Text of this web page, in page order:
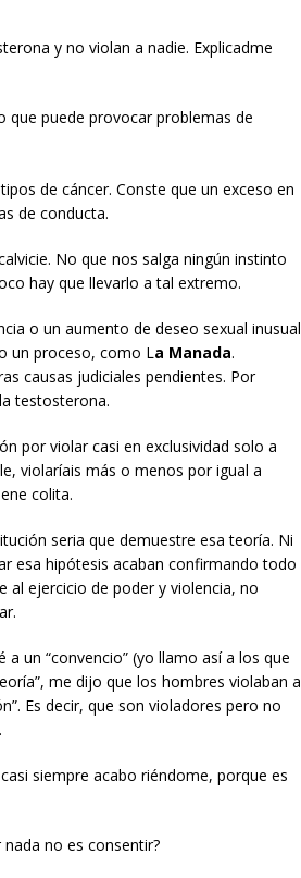
y no violan a nadie. Explicadme
que puede provocar problemas de
de cáncer. Conste que un exceso en
de conducta.
No que nos salga ningún instinto
hay que llevarlo a tal extremo.
o un aumento de deseo sexual inusual
un proceso, como La Manada.
causas judiciales pendientes. Por
testosterona.
por violar casi en exclusividad solo a
violaríais más o menos por igual a
colita.
seria que demuestre esa teoría. Ni
esa hipótesis acaban confirmando todo
ejercicio de poder y violencia, no
un “convencio” (yo llamo así a los que
me dijo que los hombres violaban a
Es decir, que son violadores pero no
siempre acabo riéndome, porque es
no es consentir?